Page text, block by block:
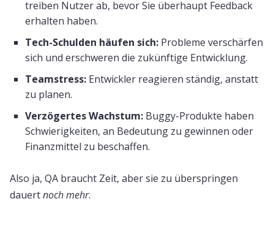
treiben Nutzer ab, bevor Sie überhaupt Feedback
erhalten haben.
Tech-Schulden häufen sich: Probleme verschärfen
sich und erschweren die zukünftige Entwicklung.
Teamstress: Entwickler reagieren ständig, anstatt
zu planen.
Verzögertes Wachstum: Buggy-Produkte haben
Schwierigkeiten, an Bedeutung zu gewinnen oder
Finanzmittel zu beschaffen.
Also ja, QA braucht Zeit, aber sie zu überspringen
dauertnoch mehr.